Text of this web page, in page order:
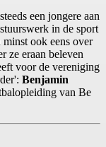
een jongere aan
in de sport
ook eens over
ze eraan beleven
voor de vereniging
Benjamin
van Be